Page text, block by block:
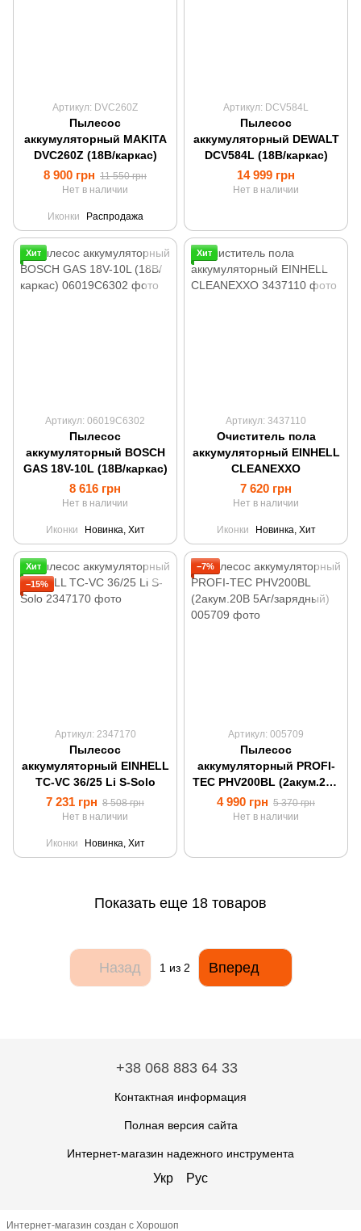
Артикул: DVC260Z
Пылесос
аккумуляторный MAKITA
DVC260Z (18В/каркас)
8 900 грн 11 550 грн
Нет в наличии
Иконки Распродажа
Артикул: DCV584L
Пылесос
аккумуляторный DEWALT
DCV584L (18В/каркас)
14 999 грн
Нет в наличии
Хит
Артикул: 06019C6302
Пылесос
аккумуляторный BOSCH
GAS 18V-10L (18В/каркас)
8 616 грн
Нет в наличии
Иконки Новинка, Хит
Хит
Артикул: 3437110
Очиститель пола
аккумуляторный EINHELL
CLEANEXXO
7 620 грн
Нет в наличии
Иконки Новинка, Хит
Хит
−15%
Артикул: 2347170
Пылесос
аккумуляторный EINHELL
TC-VC 36/25 Li S-Solo
7 231 грн 8 508 грн
Нет в наличии
Иконки Новинка, Хит
−7%
Артикул: 005709
Пылесос
аккумуляторный PROFI-
TEC PHV200BL (2акум.20В
5Аг/зарядный)
4 990 грн 5 370 грн
Нет в наличии
Показать еще 18 товаров
Назад 1 из 2 Вперед
+38 068 883 64 33
Контактная информация
Полная версия сайта
Интернет-магазин надежного инструмента
Укр Рус
Интернет-магазин создан с Хорошоп